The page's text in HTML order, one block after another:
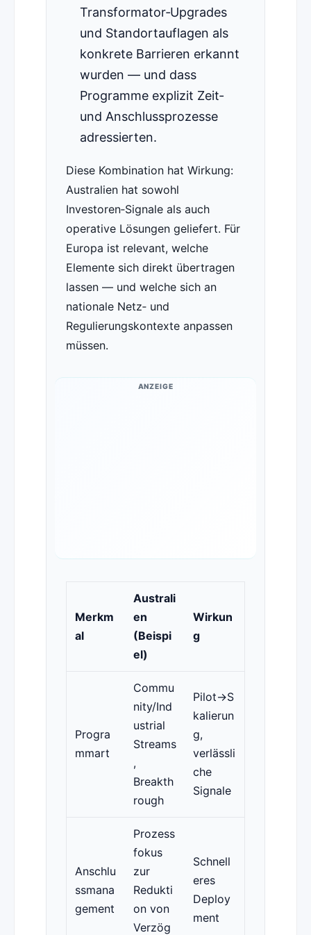
Transformator‑Upgrades
und Standortauflagen als
konkrete Barrieren erkannt
wurden — und dass
Programme explizit Zeit‑
und Anschlussprozesse
adressierten.
Diese Kombination hat Wirkung:
Australien hat sowohl
Investoren‑Signale als auch
operative Lösungen geliefert. Für
Europa ist relevant, welche
Elemente sich direkt übertragen
lassen — und welche sich an
nationale Netz‑ und
Regulierungskontexte anpassen
müssen.
ANZEIGE
Merkm
al
Australi
en
(Beispi
el)
Wirkun
g
Progra
mmart
Commu
nity/Ind
ustrial
Streams
,
Breakth
rough
Pilot→S
kalierun
g,
verlässli
che
Signale
Anschlu
ssmana
gement
Prozess
fokus
zur
Redukti
on von
Verzög
Schnell
eres
Deploy
ment